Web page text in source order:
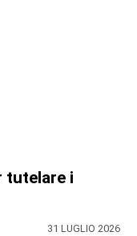
tutelare i
31 LUGLIO 2026